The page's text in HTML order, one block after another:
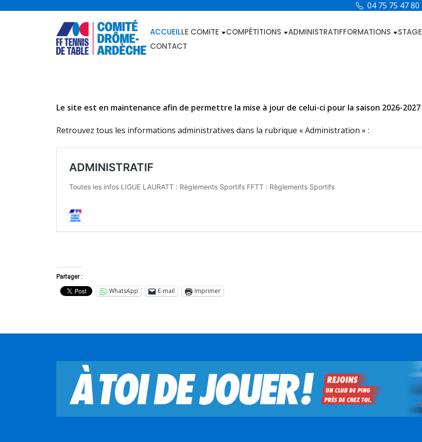
04 75 75 47 80
ACCUEILLE COMITE COMPÉTITIONS ADMINISTRATIFFORMATIONS STAGE
CONTACT
Le site est en maintenance afin de permettre la mise à jour de celui-ci pour la saison 2026-2027
Retrouvez tous les informations administratives dans la rubrique « Administration » :
Partager :
WhatsApp E-mail Imprimer